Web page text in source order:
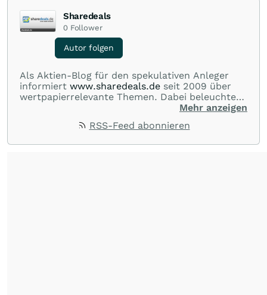
Sharedeals
0 Follower
Autor folgen
Als Aktien-Blog für den spekulativen Anleger
informiert www.sharedeals.de seit 2009 über
wertpapierrelevante Themen. Dabei beleuchtet
sharedeals.de insbesondere aktuelleMehr anzeigen
RSS-Feed abonnieren